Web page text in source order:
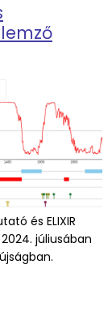
és ELIXIR
júliusában
alapú